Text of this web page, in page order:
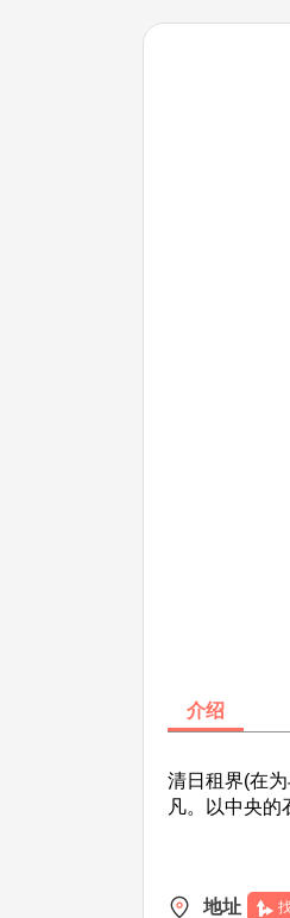
介绍
清日租界(在
凡。以中央的
地址